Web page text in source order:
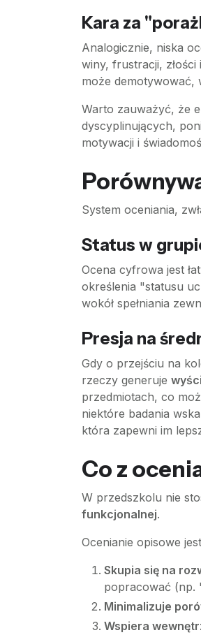
Kara za
Analogicznie, niska
winy, frustracji,
może demotywować,
Warto zauważyć, że
dyscyplinujących,
motywacji i
System oceniania,
Status w
Ocena cyfrowa jest
określenia "statusu
wokół spełniania
Presja na
Gdy o przejściu na
rzeczy generuje
przedmiotach, co
niektóre badania
która zapewni im
Co z
W przedszkolu nie
funkcjonalnej.
Ocenianie opisowe
Skupia się na
popracować (np.
Minimalizuje
Wspiera